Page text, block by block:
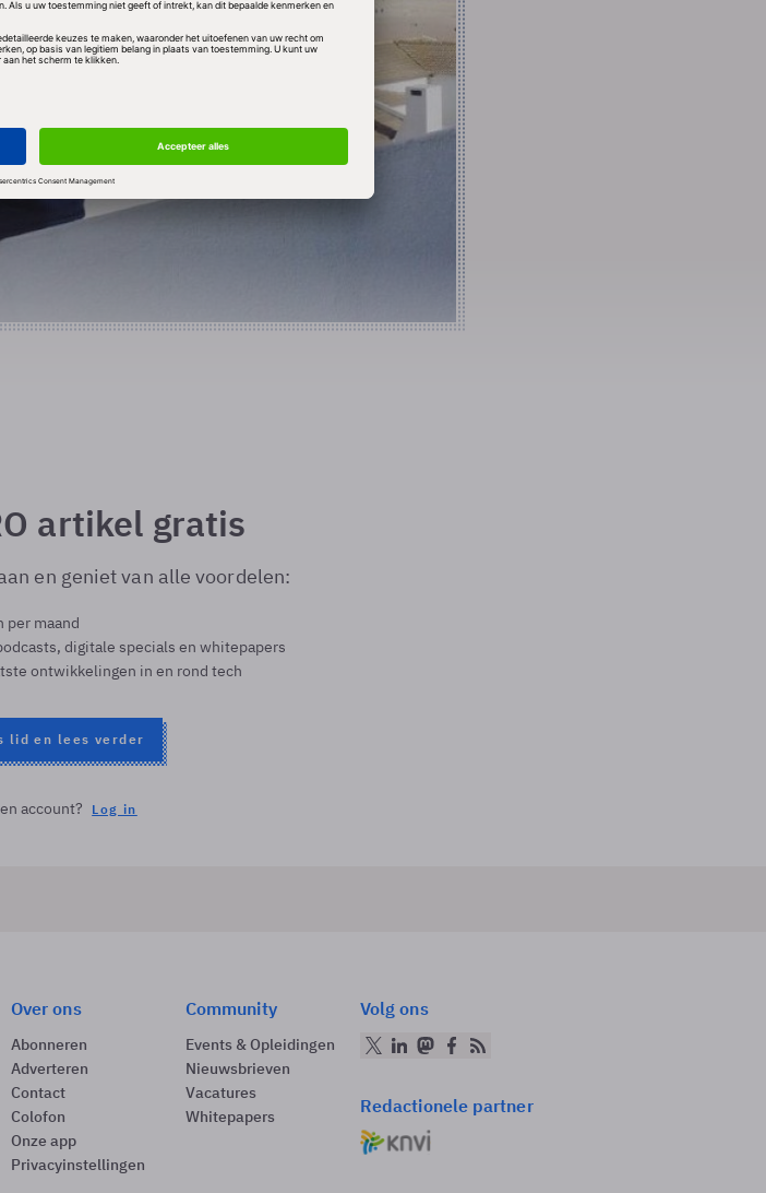
artikel gratis
en geniet van alle voordelen:
per maand
digitale specials en whitepapers
ontwikkelingen in en rond tech
lid en lees verder
account? Log in
Over ons
Abonneren
Adverteren
Contact
Colofon
Onze app
Privacyinstellingen
Community
Events & Opleidingen
Nieuwsbrieven
Vacatures
Whitepapers
Volg ons
Redactionele partner